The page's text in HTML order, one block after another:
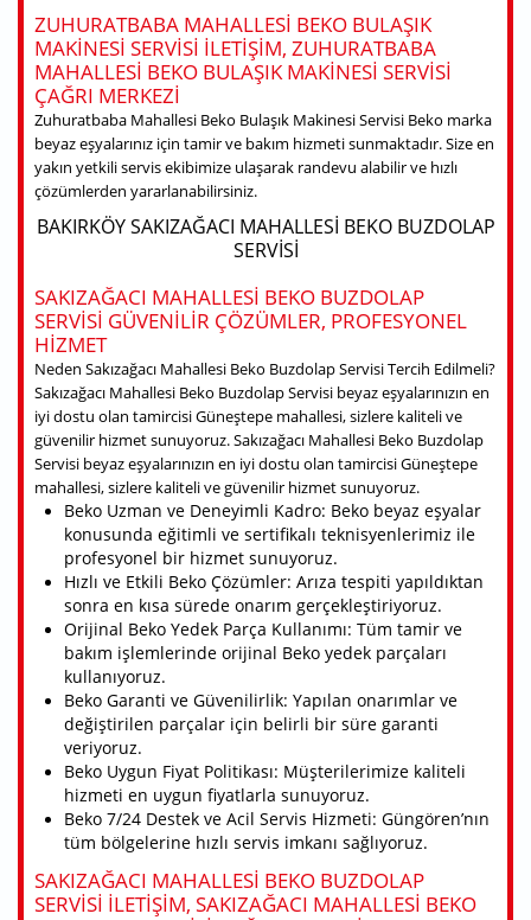
ZUHURATBABA MAHALLESI BEKO BULAŞIK
MAKINESI SERVISI ILETIŞIM, ZUHURATBABA
MAHALLESI BEKO BULAŞIK MAKINESI SERVISI
ÇAĞRI MERKEZI
Zuhuratbaba Mahallesi Beko Bulaşık Makinesi Servisi Beko marka
beyaz eşyalarınız için tamir ve bakım hizmeti sunmaktadır. Size en
yakın yetkili servis ekibimize ulaşarak randevu alabilir ve hızlı
çözümlerden yararlanabilirsiniz.
BAKIRKÖY SAKIZAĞACI MAHALLESI BEKO BUZDOLAP
SERVISI
SAKIZAĞACI MAHALLESI BEKO BUZDOLAP
SERVISI GÜVENILIR ÇÖZÜMLER, PROFESYONEL
HIZMET
Neden Sakızağacı Mahallesi Beko Buzdolap Servisi Tercih Edilmeli?
Sakızağacı Mahallesi Beko Buzdolap Servisi beyaz eşyalarınızın en
iyi dostu olan tamircisi Güneştepe mahallesi, sizlere kaliteli ve
güvenilir hizmet sunuyoruz. Sakızağacı Mahallesi Beko Buzdolap
Servisi beyaz eşyalarınızın en iyi dostu olan tamircisi Güneştepe
mahallesi, sizlere kaliteli ve güvenilir hizmet sunuyoruz.
Beko Uzman ve Deneyimli Kadro: Beko beyaz eşyalar
konusunda eğitimli ve sertifikalı teknisyenlerimiz ile
profesyonel bir hizmet sunuyoruz.
Hızlı ve Etkili Beko Çözümler: Arıza tespiti yapıldıktan
sonra en kısa sürede onarım gerçekleştiriyoruz.
Orijinal Beko Yedek Parça Kullanımı: Tüm tamir ve
bakım işlemlerinde orijinal Beko yedek parçaları
kullanıyoruz.
Beko Garanti ve Güvenilirlik: Yapılan onarımlar ve
değiştirilen parçalar için belirli bir süre garanti
veriyoruz.
Beko Uygun Fiyat Politikası: Müşterilerimize kaliteli
hizmeti en uygun fiyatlarla sunuyoruz.
Beko 7/24 Destek ve Acil Servis Hizmeti: Güngören’nın
tüm bölgelerine hızlı servis imkanı sağlıyoruz.
SAKIZAĞACI MAHALLESI BEKO BUZDOLAP
SERVISI ILETIŞIM, SAKIZAĞACI MAHALLESI BEKO